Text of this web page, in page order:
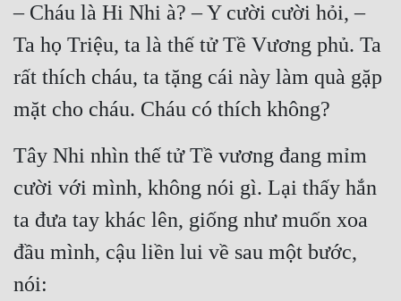
– Cháu là Hi Nhi à? – Y cười cười hỏi, –
Ta họ Triệu, ta là thế tử Tề Vương phủ. Ta
rất thích cháu, ta tặng cái này làm quà gặp
mặt cho cháu. Cháu có thích không?
Tây Nhi nhìn thế tử Tề vương đang mỉm
cười với mình, không nói gì. Lại thấy hắn
ta đưa tay khác lên, giống như muốn xoa
đầu mình, cậu liền lui về sau một bước,
nói: